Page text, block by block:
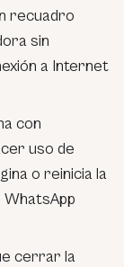
recuadro
sin
a Internet
con
uso de
o reinicia la
WhatsApp
cerrar la